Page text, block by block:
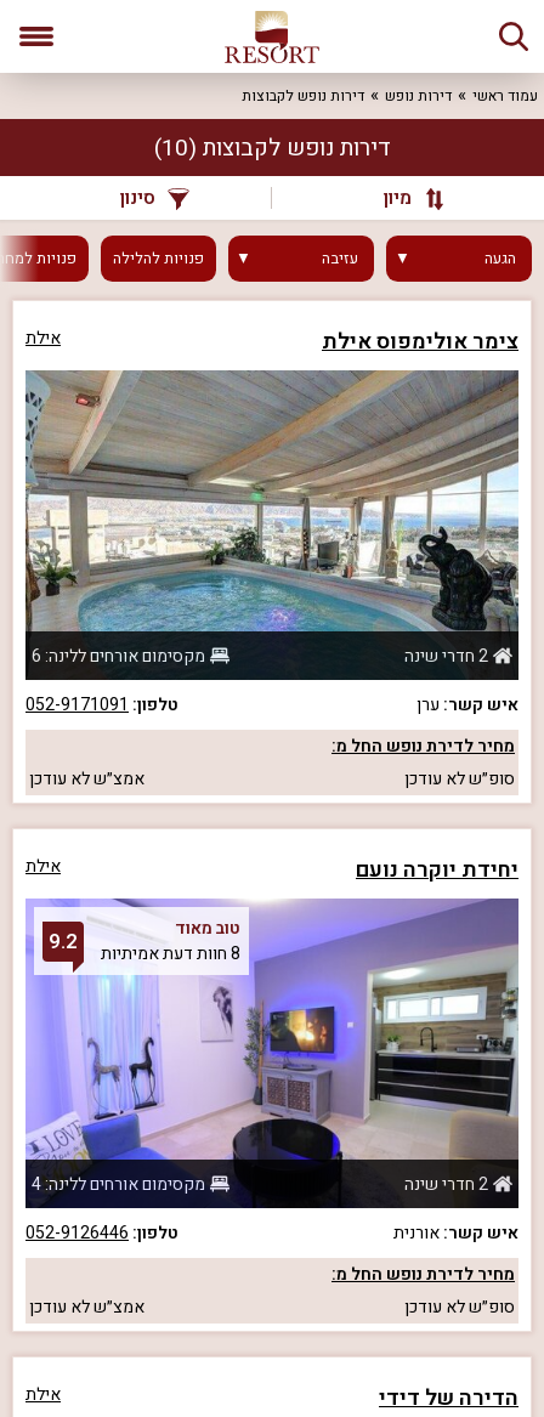
עמוד ראשי דירות נופש דירות נופש לקבוצות
דירות נופש לקבוצות (10)
מיון סינון
הגעה עזיבה פנויותלהלילה פנויות
צימר אולימפוס אילת אילת
2 חדרי שינה
מקסימום אורחים ללינה: 6
איש קשר: ערן טלפון: 052-9171091
מחיר לדירת נופש החל מ:
סופ״שלא עודכן אמצ״שלא עודכן
יחידת יוקרה נועם אילת
טוב מאוד
8 חוות דעת אמיתיות
9.2
2 חדרי שינה
מקסימום אורחים ללינה: 4
איש קשר:אורנית טלפון: 052-9126446
מחיר לדירת נופש החל מ:
סופ״שלא עודכן אמצ״שלא עודכן
הדירה של דידי אילת